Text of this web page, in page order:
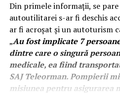
Din primele informații, se
autoutilitarei s-ar fi deschis
ar fi acroșat și un autoturism
„Au fost implicate 7
dintre care o singură
medicale, ea fiind
SAJ Teleorman. Pompierii
misiunea pentru asigurarea